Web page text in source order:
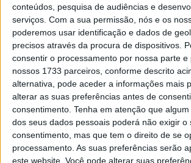
conteúdos, pesquisa de audiências e
serviços. Com a sua permissão, nós e os
poderemos usar identificação e dados de
precisos através da procura de dispositivos.
consentir o processamento por nossa parte e
nossos 1733 parceiros, conforme descrito
alternativa, pode aceder a informações mais
alterar as suas preferências antes de
consentimento. Tenha em atenção que
dos seus dados pessoais poderá não exigir o
consentimento, mas que tem o direito de se
processamento. As suas preferências serão
este website. Você pode alterar suas
a estreia
JORGE RÓ JR. 10 JULHO, 2023 0
CN SuperEnduro, Águeda: “Hat-trick”
Diogo Vieira
WESS Erzberg: Diogo Vieira 31º entre
500 pilotos!
JORGE RÓ JR. 3 JUNHO, 2019
WESS Erzberg: Os resultados dos